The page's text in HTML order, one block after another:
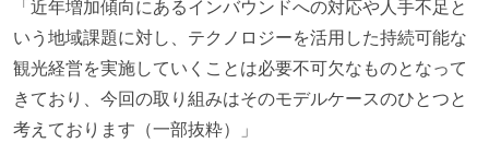
「近年増加傾向にあるインバウンドへの対応や人手不足と
いう地域課題に対し、テクノロジーを活用した持続可能な
観光経営を実施していくことは必要不可欠なものとなって
きており、今回の取り組みはそのモデルケースのひとつと
考えております（一部抜粋）」